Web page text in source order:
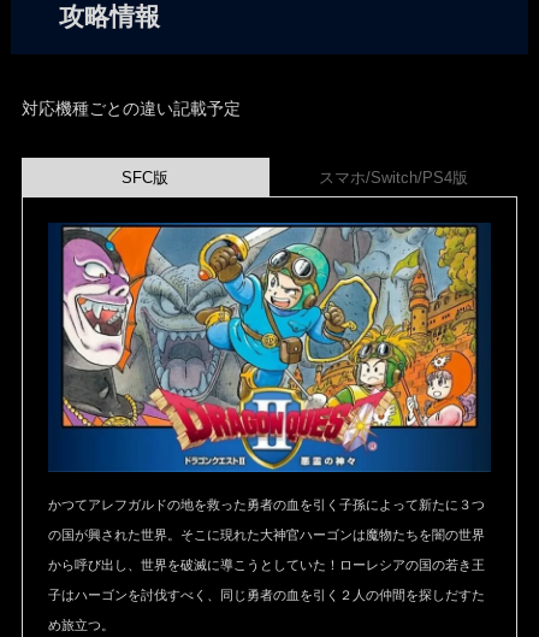
攻略情報
対応機種ごとの違い記載予定
SFC版 スマホ/Switch/PS4版
かつてアレフガルドの地を救った勇者の血を引く子孫によって新たに３つ
の国が興された世界。そこに現れた大神官ハーゴンは魔物たちを闇の世界
から呼び出し、世界を破滅に導こうとしていた！ローレシアの国の若き王
子はハーゴンを討伐すべく、同じ勇者の血を引く２人の仲間を探しだすた
め旅立つ。